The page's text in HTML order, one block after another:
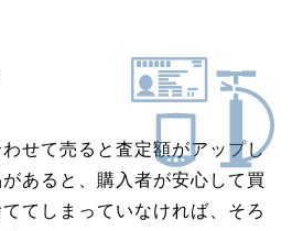
せて売ると査定額がアップし
あると、購入者が安心して買
てしまっていなければ、そろ